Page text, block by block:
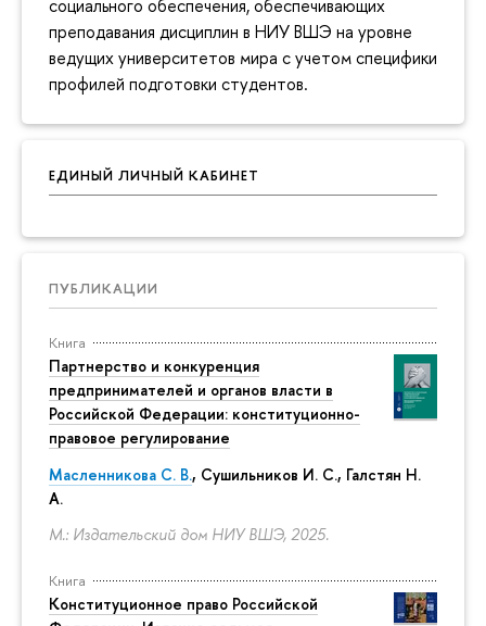
социального обеспечения, обеспечивающих
преподавания дисциплин в НИУ ВШЭ на уровне
ведущих университетов мира с учетом специфики
профилей подготовки студентов.
ЕДИНЫЙ ЛИЧНЫЙ КАБИНЕТ
ПУБЛИКАЦИИ
Книга
Партнерство и конкуренция
предпринимателей и органов власти в
Российской Федерации: конституционно-
правовое регулирование
Масленникова С. В., Сушильников И. С., Галстян Н.
А.
М.: Издательский дом НИУ ВШЭ, 2025.
Книга
Конституционное право Российской